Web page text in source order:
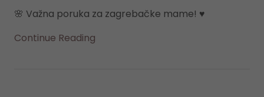
Continue Reading